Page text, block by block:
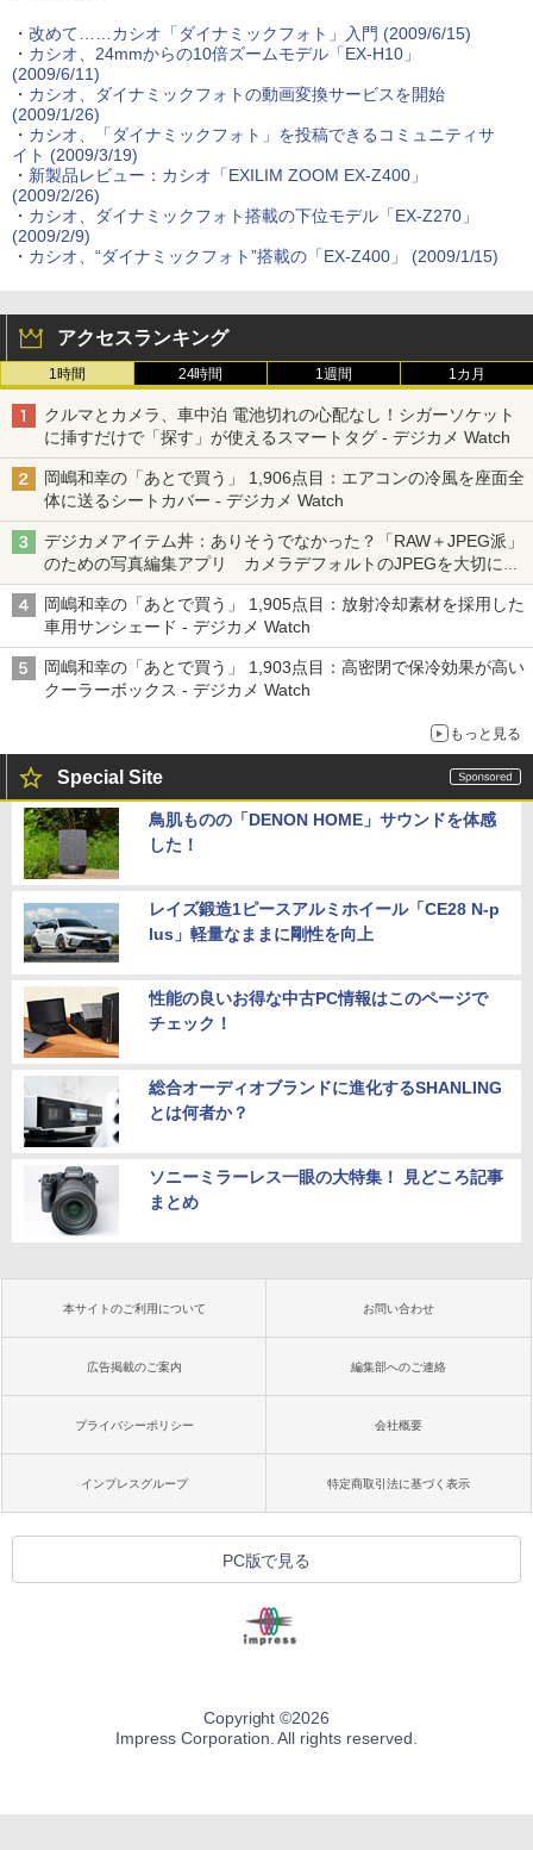
・ 改めて……カシオ「ダイナミックフォト」入門 (2009/6/15)
・ カシオ、24mmからの10倍ズームモデル「EX-H10」
(2009/6/11)
・ カシオ、ダイナミックフォトの動画変換サービスを開始
(2009/1/26)
・ カシオ、「ダイナミックフォト」を投稿できるコミュニティサ
イト (2009/3/19)
・ 新製品レビュー：カシオ「EXILIM ZOOM EX-Z400」
(2009/2/26)
・ カシオ、ダイナミックフォト搭載の下位モデル「EX-Z270」
(2009/2/9)
・ カシオ、“ダイナミックフォト”搭載の「EX-Z400」 (2009/1/15)
アクセスランキング
1時間 24時間 1週間 1カ月
クルマとカメラ、車中泊 電池切れの心配なし！シガーソケット
に挿すだけで「探す」が使えるスマートタグ - デジカメ Watch
岡嶋和幸の「あとで買う」 1,906点目：エアコンの冷風を座面全
体に送るシートカバー - デジカメ Watch
デジカメアイテム丼：ありそうでなかった？「RAW＋JPEG派」
のための写真編集アプリ カメラデフォルトのJPEGを大切にす
る「Filmator」
岡嶋和幸の「あとで買う」 1,905点目：放射冷却素材を採用した
車用サンシェード - デジカメ Watch
岡嶋和幸の「あとで買う」 1,903点目：高密閉で保冷効果が高い
クーラーボックス - デジカメ Watch
もっと見る
Special Site
鳥肌ものの「DENON HOME」サウンドを体感
した！
レイズ鍛造1ピースアルミホイール「CE28 N-p
lus」軽量なままに剛性を向上
性能の良いお得な中古PC情報はこのページで
チェック！
総合オーディオブランドに進化するSHANLING
とは何者か？
ソニーミラーレス一眼の大特集！ 見どころ記事
まとめ
本サイトのご利用について お問い合わせ
広告掲載のご案内 編集部へのご連絡
プライバシーポリシー 会社概要
インプレスグループ 特定商取引法に基づく表示
PC版で見る
Copyright ©2026
Impress Corporation. All rights reserved.